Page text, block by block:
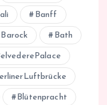
Banff
Barock Bath
Blütenpracht